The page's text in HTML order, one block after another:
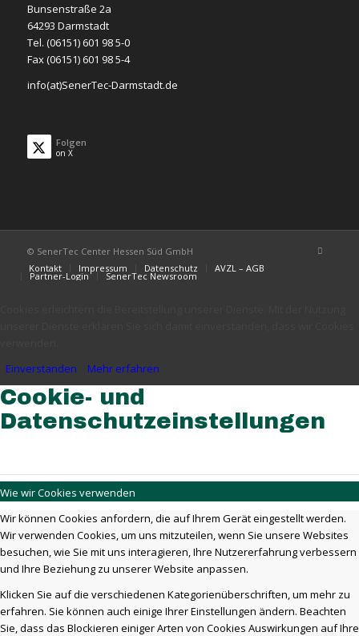
Bunsenstraße 2a
64293 Darmstadt
Tel. (06151) 601 98 5-0
Fax (06151) 601 98 5-4
info(at)SenerTec-Darmstadt.de
Folgen
on X
© SenerTec Center Hessen Süd GmbH
Kontakt
Impressum Datenschutz AVZL – AGB
Partner-Login SenerTec Newsroom
Einverstanden
Mehr erfahren
Cookie- und
Datenschutzeinstellungen
Wie wir Cookies verwenden
Wir können Cookies anfordern, die auf Ihrem Gerät eingestellt werden.
Wir verwenden Cookies, um uns mitzuteilen, wenn Sie unsere Websites
besuchen, wie Sie mit uns interagieren, Ihre Nutzererfahrung verbessern
und Ihre Beziehung zu unserer Website anpassen.
Klicken Sie auf die verschiedenen Kategorienüberschriften, um mehr zu
erfahren. Sie können auch einige Ihrer Einstellungen ändern. Beachten
Sie, dass das Blockieren einiger Arten von Cookies Auswirkungen auf Ihre